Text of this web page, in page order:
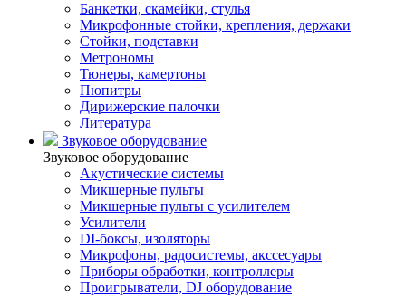
Банкетки, скамейки, стулья
Микрофонные стойки, крепления, держаки
Стойки, подставки
Метрономы
Тюнеры, камертоны
Пюпитры
Дирижерские палочки
Литература
Звуковое оборудование
Звуковое оборудование
Акустические системы
Микшерные пульты
Микшерные пульты с усилителем
Усилители
DI-боксы, изоляторы
Микрофоны, радосистемы, акссесуары
Приборы обработки, контроллеры
Проигрыватели, DJ оборудование